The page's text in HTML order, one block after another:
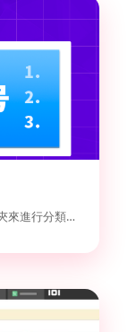
在WPS網盤中，使用者可以透過建立資料夾來進行分類管理。點選...